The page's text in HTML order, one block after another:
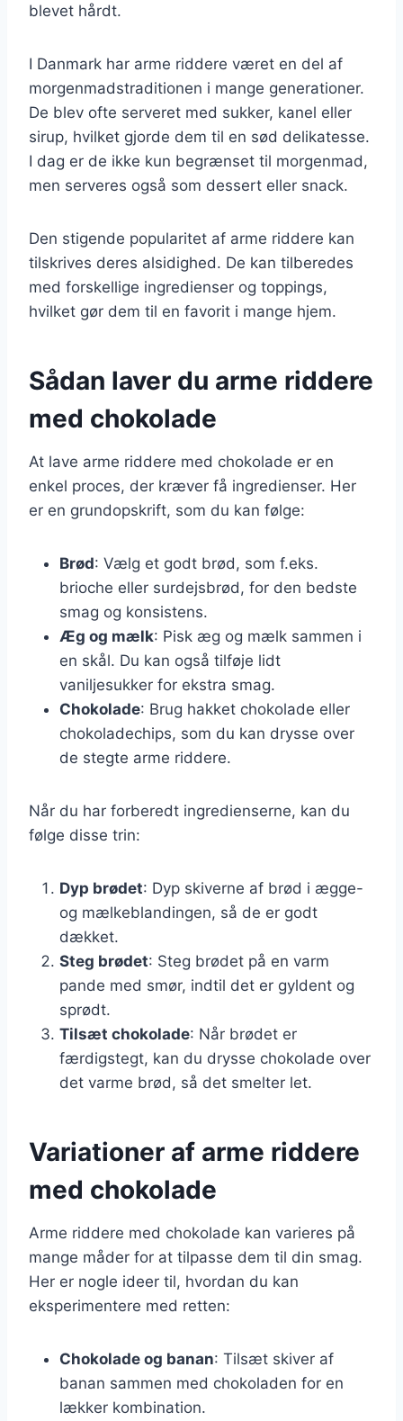
blevet hårdt.
I Danmark har arme riddere været en del af
morgenmadstraditionen i mange generationer.
De blev ofte serveret med sukker, kanel eller
sirup, hvilket gjorde dem til en sød delikatesse.
I dag er de ikke kun begrænset til morgenmad,
men serveres også som dessert eller snack.
Den stigende popularitet af arme riddere kan
tilskrives deres alsidighed. De kan tilberedes
med forskellige ingredienser og toppings,
hvilket gør dem til en favorit i mange hjem.
Sådan laver du arme riddere
med chokolade
At lave arme riddere med chokolade er en
enkel proces, der kræver få ingredienser. Her
er en grundopskrift, som du kan følge:
Brød: Vælg et godt brød, som f.eks.
brioche eller surdejsbrød, for den bedste
smag og konsistens.
Æg og mælk: Pisk æg og mælk sammen i
en skål. Du kan også tilføje lidt
vaniljesukker for ekstra smag.
Chokolade: Brug hakket chokolade eller
chokoladechips, som du kan drysse over
de stegte arme riddere.
Når du har forberedt ingredienserne, kan du
følge disse trin:
Dyp brødet: Dyp skiverne af brød i ægge-
og mælkeblandingen, så de er godt
dækket.
Steg brødet: Steg brødet på en varm
pande med smør, indtil det er gyldent og
sprødt.
Tilsæt chokolade: Når brødet er
færdigstegt, kan du drysse chokolade over
det varme brød, så det smelter let.
Variationer af arme riddere
med chokolade
Arme riddere med chokolade kan varieres på
mange måder for at tilpasse dem til din smag.
Her er nogle ideer til, hvordan du kan
eksperimentere med retten:
Chokolade og banan: Tilsæt skiver af
banan sammen med chokoladen for en
lækker kombination.